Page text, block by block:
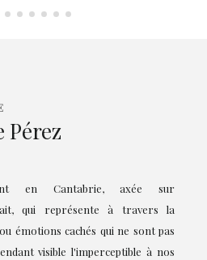
Pérez
en Cantabrie, axée sur
qui représente à travers la
émotions cachés qui ne sont pas
visible l'imperceptible à nos